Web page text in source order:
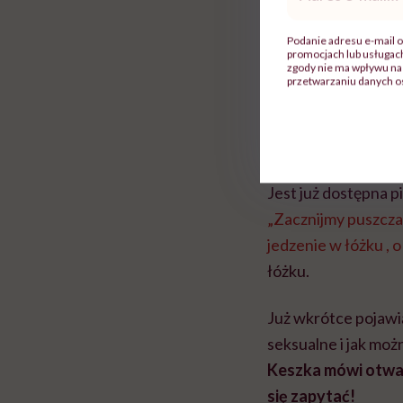
dlaczego warto
Jest już dostępna
„Zacznijmy
jedzenie w łóżku ,
łóżku.
Już wkrótce
seksualne i jak
Keszka mówi
się zapytać!
mail*
Podanie adresu e-mail
promocjach lub
zgody nie ma wpływu
przetwarzaniu danych